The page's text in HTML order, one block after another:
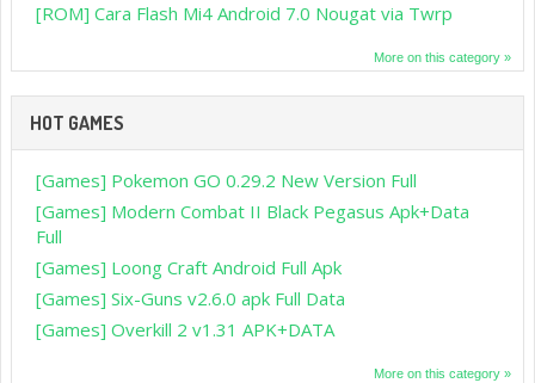
[ROM] Cara Flash Mi4 Android 7.0 Nougat via Twrp
More on this category »
HOT GAMES
[Games] Pokemon GO 0.29.2 New Version Full
[Games] Modern Combat II Black Pegasus Apk+Data
Full
[Games] Loong Craft Android Full Apk
[Games] Six-Guns v2.6.0 apk Full Data
[Games] Overkill 2 v1.31 APK+DATA
More on this category »